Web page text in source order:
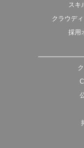
スキ
クラウデ
採用